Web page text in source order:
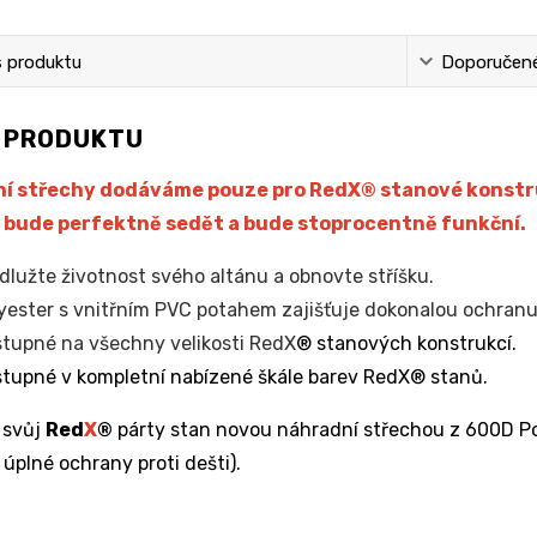
produktu
střechy dodáváme pouze pro RedX® stanové
perfektně sedět a bude stoprocentně funkční.
životnost svého altánu a obnovte stříšku.
s vnitřním PVC potahem zajišťuje dokonalou
na všechny velikosti RedX® stanových konstrukcí.
v kompletní nabízené škále barev RedX® stanů.
RedX® párty stan novou náhradní střechou z 600D
ochrany proti dešti).